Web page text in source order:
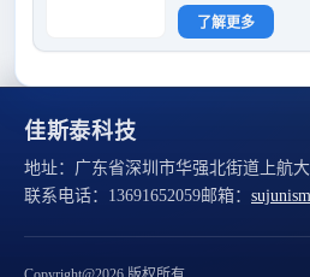
了解更多
佳斯泰科技
地址： 广东省深圳市华强北街道上航
联系电话： 13691652059邮箱：